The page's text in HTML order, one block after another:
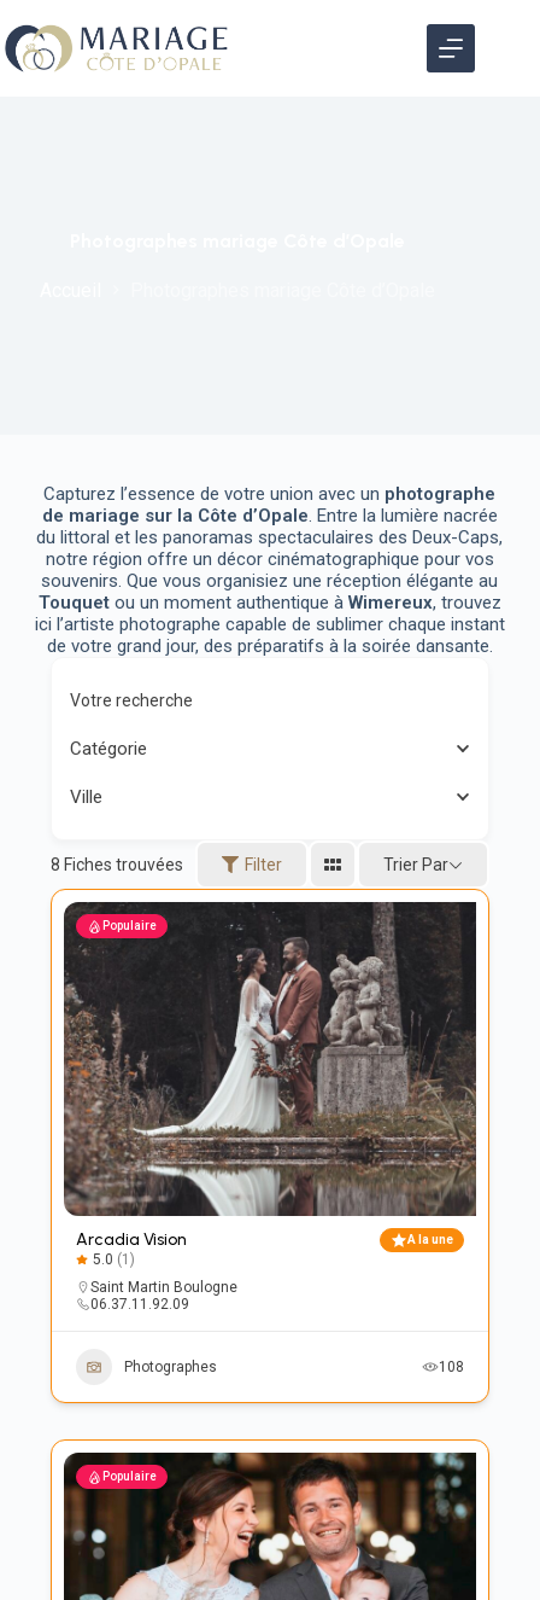
Capturez l’essence de votre union avec un photographe
de mariage sur la Côte d’Opale. Entre la lumière nacrée
du littoral et les panoramas spectaculaires des Deux-Caps,
notre région offre un décor cinématographique pour vos
souvenirs. Que vous organisiez une réception élégante au
Touquetou un moment authentique à Wimereux, trouvez
ici l’artiste photographe capable de sublimer chaque instant
de votre grand jour, des préparatifs à la soirée dansante.
Votre recherche
Catégorie
Ville
8 Fiches trouvées Filter Trier Par
Populaire
Arcadia Vision
5.0 (1)
A la une
Saint Martin Boulogne
‭06.37.11.92.09‬
Photographes 108
Populaire